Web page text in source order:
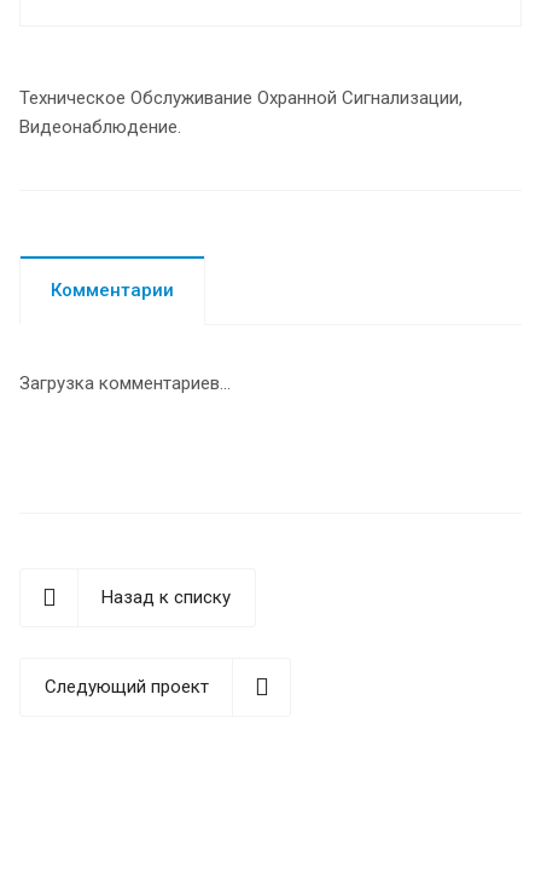
Техническое Обслуживание Охранной Сигнализации,
Видеонаблюдение.
Комментарии
Загрузка комментариев...
Назад к списку
Следующий проект